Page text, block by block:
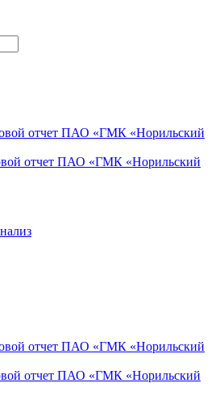
отчет ПАО «ГМК «Норильский
отчет ПАО «ГМК «Норильский
отчет ПАО «ГМК «Норильский
отчет ПАО «ГМК «Норильский